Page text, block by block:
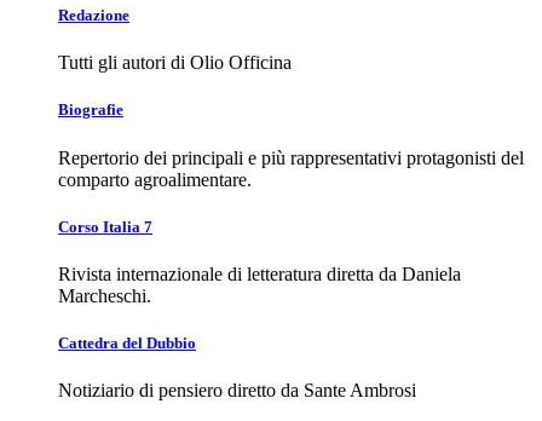
Redazione
Tutti gli autori di Olio Officina
Biografie
Repertorio dei principali e più rappresentativi protagonisti del
comparto agroalimentare.
Corso Italia 7
Rivista internazionale di letteratura diretta da Daniela
Marcheschi.
Cattedra del Dubbio
Notiziario di pensiero diretto da Sante Ambrosi